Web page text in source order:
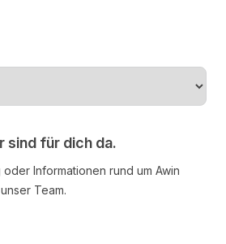
sind für dich da.
Informationen rund um Awin
Team.